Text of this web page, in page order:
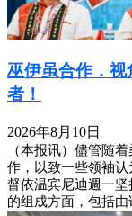
巫伊虽合作．
者！
2026年8月10日
（本报讯）儘管随
作，以致一些领袖
督依温宾尼迪週一
的组成方面，包括由